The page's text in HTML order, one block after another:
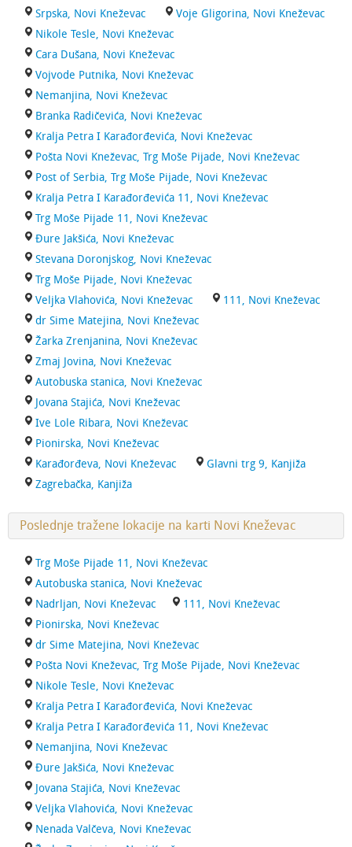
Srpska, Novi Kneževac
Voje Gligorina, Novi Kneževac
Nikole Tesle, Novi Kneževac
Cara Dušana, Novi Kneževac
Vojvode Putnika, Novi Kneževac
Nemanjina, Novi Kneževac
Branka Radičevića, Novi Kneževac
Kralja Petra I Karađorđevića, Novi Kneževac
Pošta Novi Kneževac, Trg Moše Pijade, Novi Kneževac
Post of Serbia, Trg Moše Pijade, Novi Kneževac
Kralja Petra I Karađorđevića 11, Novi Kneževac
Trg Moše Pijade 11, Novi Kneževac
Đure Jakšića, Novi Kneževac
Stevana Doronjskog, Novi Kneževac
Trg Moše Pijade, Novi Kneževac
Veljka Vlahovića, Novi Kneževac
111, Novi Kneževac
dr Sime Matejina, Novi Kneževac
Žarka Zrenjanina, Novi Kneževac
Zmaj Jovina, Novi Kneževac
Autobuska stanica, Novi Kneževac
Jovana Stajića, Novi Kneževac
Ive Lole Ribara, Novi Kneževac
Pionirska, Novi Kneževac
Karađorđeva, Novi Kneževac
Glavni trg 9, Kanjiža
Zagrebačka, Kanjiža
Poslednje tražene lokacije na karti Novi Kneževac
Trg Moše Pijade 11, Novi Kneževac
Autobuska stanica, Novi Kneževac
Nadrljan, Novi Kneževac
111, Novi Kneževac
Pionirska, Novi Kneževac
dr Sime Matejina, Novi Kneževac
Pošta Novi Kneževac, Trg Moše Pijade, Novi Kneževac
Nikole Tesle, Novi Kneževac
Kralja Petra I Karađorđevića, Novi Kneževac
Kralja Petra I Karađorđevića 11, Novi Kneževac
Nemanjina, Novi Kneževac
Đure Jakšića, Novi Kneževac
Jovana Stajića, Novi Kneževac
Veljka Vlahovića, Novi Kneževac
Nenada Valčeva, Novi Kneževac